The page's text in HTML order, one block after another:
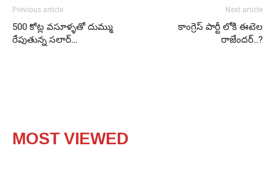
Previous article
500 కోట్ల వసూళ్ళతో దుమ్ము
రేపుతున్న సలార్‌…
Next article
కాంగ్రెస్ పార్టీ లోకి ఈటెల
రాజేందర్..?
MOST VIEWED